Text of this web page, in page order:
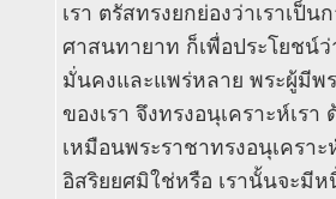
เรา ตรัสทรงยกย่องว่าเราเป็
ศาสนทายาท ก็เพื่อประโยชน์
มั่นคงและแพร่หลาย พระผู้มีพ
ของเรา จึงทรงอนุเคราะห์เร
เหมือนพระราชาทรงอนุเครา
อิสริยยศมิใช่หรือ เรานั้นจะมี